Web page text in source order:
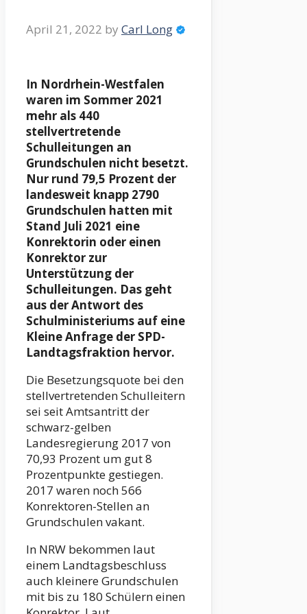
April 21, 2022 by Carl Long
In Nordrhein-Westfalen
waren im Sommer 2021
mehr als 440
stellvertretende
Schulleitungen an
Grundschulen nicht besetzt.
Nur rund 79,5 Prozent der
landesweit knapp 2790
Grundschulen hatten mit
Stand Juli 2021 eine
Konrektorin oder einen
Konrektor zur
Unterstützung der
Schulleitungen. Das geht
aus der Antwort des
Schulministeriums auf eine
Kleine Anfrage der SPD-
Landtagsfraktion hervor.
Die Besetzungsquote bei den
stellvertretenden Schulleitern
sei seit Amtsantritt der
schwarz-gelben
Landesregierung 2017 von
70,93 Prozent um gut 8
Prozentpunkte gestiegen.
2017 waren noch 566
Konrektoren-Stellen an
Grundschulen vakant.
In NRW bekommen laut
einem Landtagsbeschluss
auch kleinere Grundschulen
mit bis zu 180 Schülern einen